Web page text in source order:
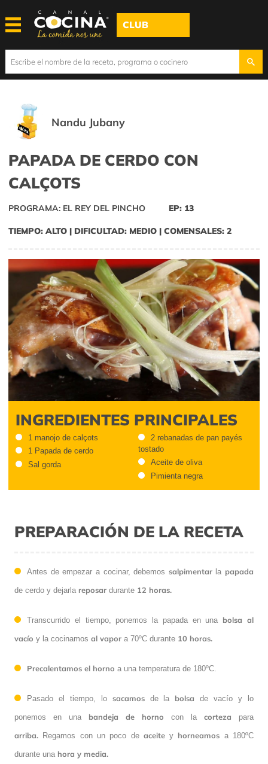
CLUB
Nandu Jubany
PAPADA DE CERDO CON
CALÇOTS
PROGRAMA: EL REY DEL PINCHO EP: 13
TIEMPO: ALTO | DIFICULTAD: MEDIO | COMENSALES: 2
INGREDIENTES PRINCIPALES
1 manojo de calçots
1 Papada de cerdo
Sal gorda
2 rebanadas de pan payés
tostado
Aceite de oliva
Pimienta negra
PREPARACIÓN DE LA RECETA
Antes de empezar a cocinar, debemos salpimentarla papada
de cerdo y dejarla reposar durante 12 horas.
Transcurrido el tiempo, ponemos la papada en una bolsa al
vacío y la cocinamos al vapor a 70ºC durante 10 horas.
Precalentamos el horno a una temperatura de 180ºC.
Pasado el tiempo, lo sacamosde la bolsa de vacío y lo
ponemos en una bandeja de horno con la corteza para
arriba. Regamos con un poco de aceitey horneamos a 180ºC
durante una hora y media.